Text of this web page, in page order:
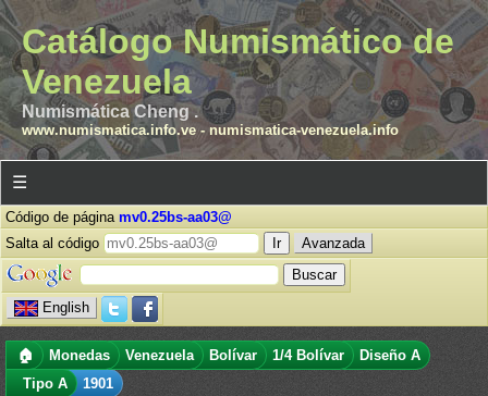
Catálogo Numismático de
Venezuela
Numismática Cheng .
www.numismatica.info.ve- numismatica-venezuela.info
☰
Código de página mv0.25bs-aa03@
Salta al código
Avanzada
English
🏠 Monedas Venezuela Bolívar 1/4 Bolívar
Diseño A
Tipo A
1901